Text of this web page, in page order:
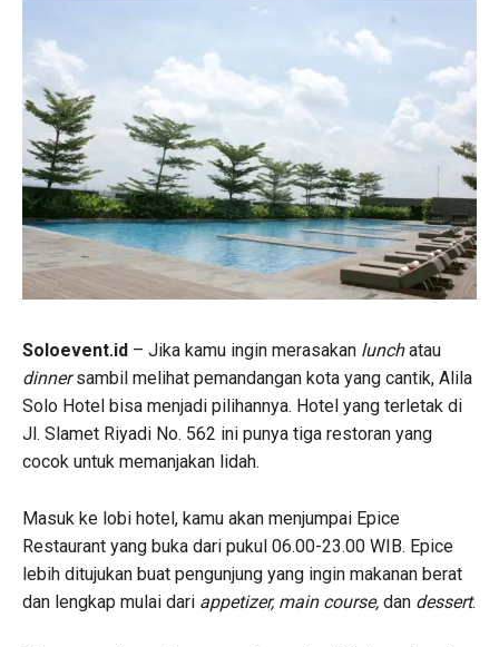
Soloevent.id – Jika kamu ingin merasakan lunchatau
dinnersambil melihat pemandangan kota yang cantik, Alila
Solo Hotel bisa menjadi pilihannya. Hotel yang terletak di
Jl. Slamet Riyadi No. 562 ini punya tiga restoran yang
cocok untuk memanjakan lidah.
Masuk ke lobi hotel, kamu akan menjumpai Epice
Restaurant yang buka dari pukul 06.00-23.00 WIB. Epice
lebih ditujukan buat pengunjung yang ingin makanan berat
dan lengkap mulai dari appetizer, main course, dan dessert.